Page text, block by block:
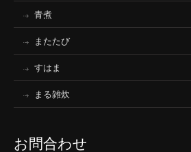
青煮
またたび
すはま
まる雑炊
お問合わせ